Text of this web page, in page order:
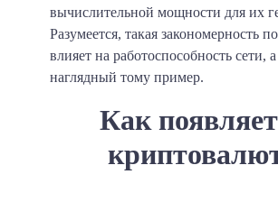
вычислительной мощности для их
Разумеется, такая закономерность
влияет на работоспособность сети,
наглядный тому пример.
Как